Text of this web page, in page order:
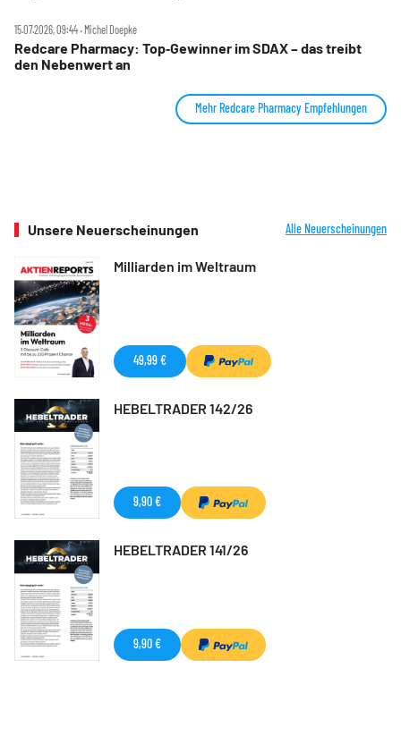
15.07.2026, 09:44 ‧ Michel Doepke
Redcare Pharmacy: Top‑Gewinner im SDAX – das treibt
den Nebenwert an
Mehr Redcare Pharmacy Empfehlungen
Unsere Neuerscheinungen Alle Neuerscheinungen
Milliarden im Weltraum
49,99 €
HEBELTRADER 142/26
9,90 €
HEBELTRADER 141/26
9,90 €